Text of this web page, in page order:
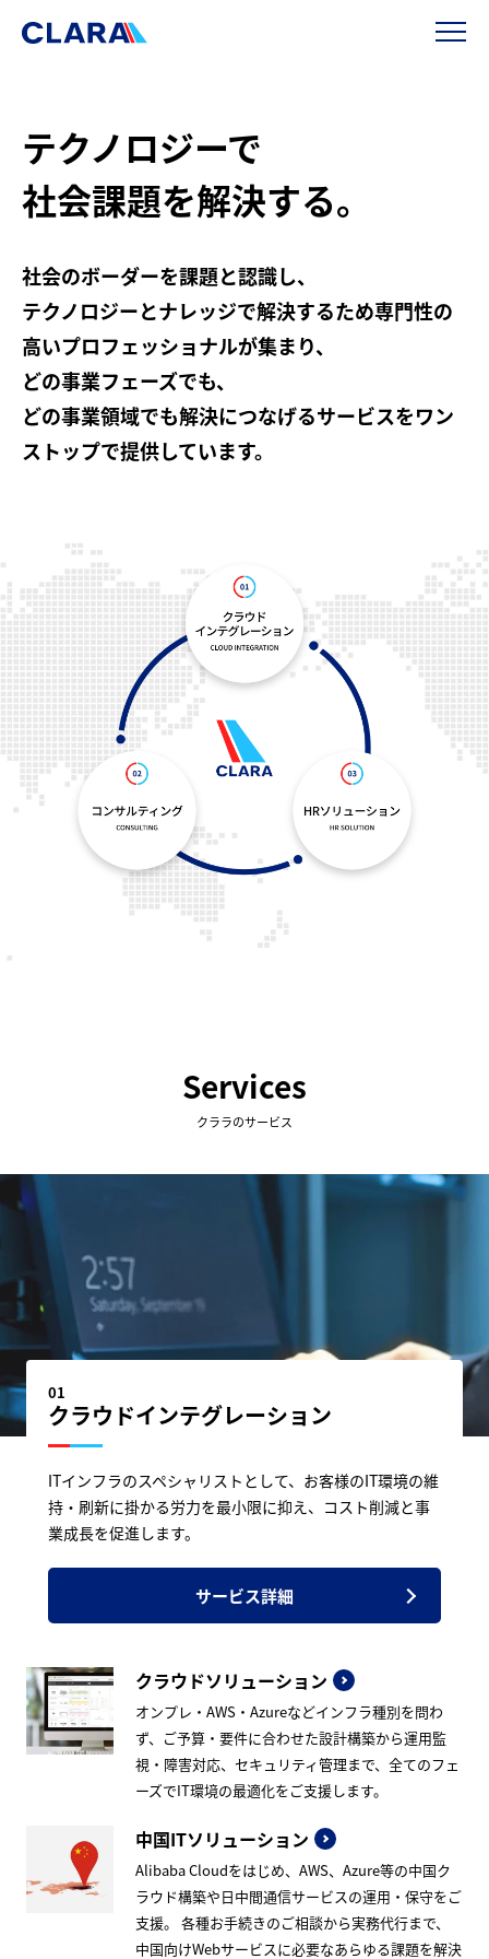
テクノロジーで
社会課題を解決する。
社会のボーダーを課題と認識し、
テクノロジーとナレッジで解決するため専門性の
高いプロフェッショナルが集まり、
どの事業フェーズでも、
どの事業領域でも解決につなげるサービスをワン
ストップで提供しています。
Services
クララのサービス
01
クラウドインテグレーション
ITインフラのスペシャリストとして、お客様のIT環境の維
持・刷新に掛かる労力を最小限に抑え、コスト削減と事
業成長を促進します。
サービス詳細
クラウドソリューション
オンプレ・AWS・Azureなどインフラ種別を問わ
ず、ご予算・要件に合わせた設計構築から運用監
視・障害対応、セキュリティ管理まで、全てのフェ
ーズでIT環境の最適化をご支援します。
中国ITソリューション
Alibaba Cloudをはじめ、AWS、Azure等の中国ク
ラウド構築や日中間通信サービスの運用・保守をご
支援。 各種お手続きのご相談から実務代行まで、
中国向けWebサービスに必要なあらゆる課題を解決